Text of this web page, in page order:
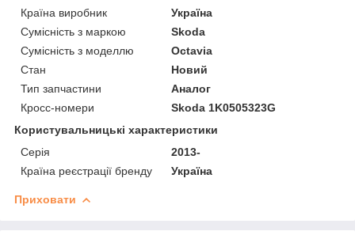
Країна виробник
Україна
Сумісність з маркою
Skoda
Сумісність з моделлю
Octavia
Стан
Новий
Тип запчастини
Аналог
Кросс-номери
Skoda 1K0505323G
Користувальницькі характеристики
Серія
2013-
Країна реєстрації бренду
Україна
Приховати